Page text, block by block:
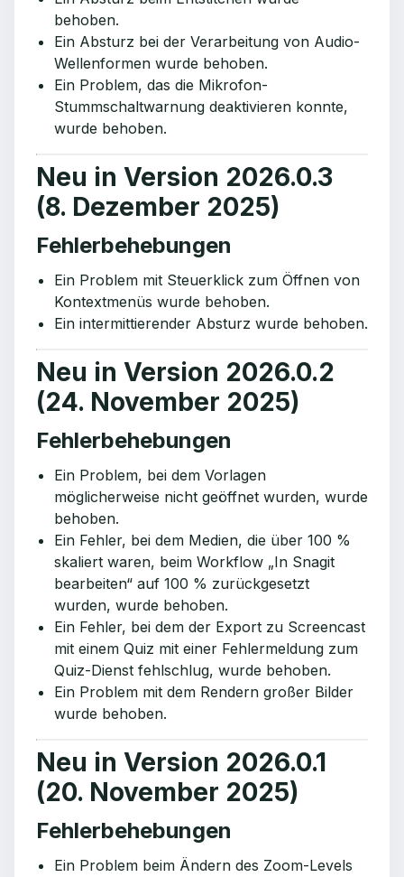
behoben.
Ein Absturz bei der Verarbeitung von Audio-
Wellenformen wurde behoben.
Ein Problem, das die Mikrofon-
Stummschaltwarnung deaktivieren konnte,
wurde behoben.
Neu in Version 2026.0.3
(8. Dezember 2025)
Fehlerbehebungen
Ein Problem mit Steuerklick zum Öffnen von
Kontextmenüs wurde behoben.
Ein intermittierender Absturz wurde behoben.
Neu in Version 2026.0.2
(24. November 2025)
Fehlerbehebungen
Ein Problem, bei dem Vorlagen
möglicherweise nicht geöffnet wurden, wurde
behoben.
Ein Fehler, bei dem Medien, die über 100 %
skaliert waren, beim Workflow „In Snagit
bearbeiten“ auf 100 % zurückgesetzt
wurden, wurde behoben.
Ein Fehler, bei dem der Export zu Screencast
mit einem Quiz mit einer Fehlermeldung zum
Quiz-Dienst fehlschlug, wurde behoben.
Ein Problem mit dem Rendern großer Bilder
wurde behoben.
Neu in Version 2026.0.1
(20. November 2025)
Fehlerbehebungen
Ein Problem beim Ändern des Zoom-Levels